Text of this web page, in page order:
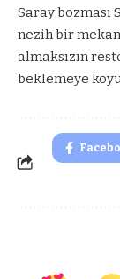
Saray bozması
nezih bir
almaksızın
beklemeye